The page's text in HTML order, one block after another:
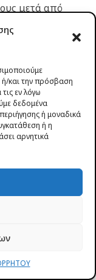
ή/και την πρόσβαση
εν λόγω
δεδομένα
ή μοναδικά
ή η
αρνητικά
μετά από
επίπλων
αλλεργίας
η συνεχής
και η
και μεγάλωσε